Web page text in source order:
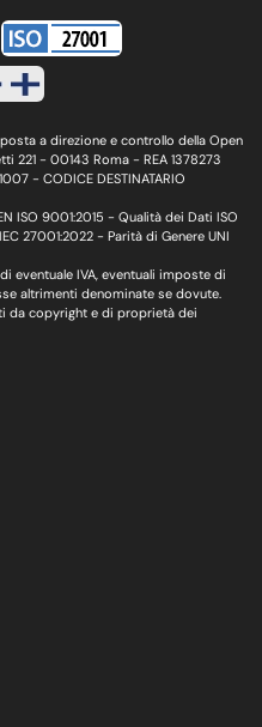
a direzione e controllo della Open
221 - 00143 Roma - REA 1378273
- CODICE DESTINATARIO
ISO 9001:2015 - Qualità dei Dati ISO
27001:2022 - Parità di Genere UNI
eventuale IVA, eventuali imposte di
altrimenti denominate se dovute.
da copyright e di proprietà dei